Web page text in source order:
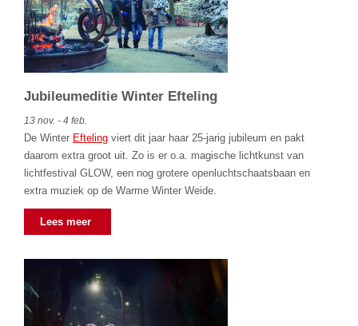
Jubileumeditie Winter Efteling
13 nov. - 4 feb.
De Winter Efteling viert dit jaar haar 25-jarig jubileum en pakt
daarom extra groot uit. Zo is er o.a. magische lichtkunst van
lichtfestival GLOW, een nog grotere openluchtschaatsbaan en
extra muziek op de Warme Winter Weide.
Lees meer